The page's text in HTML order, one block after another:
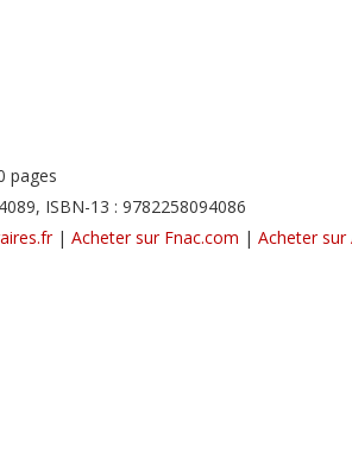
pages
ISBN-13 : 9782258094086
| Acheter sur Fnac.com | Acheter